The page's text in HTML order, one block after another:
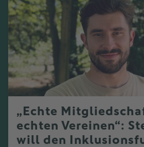
„Echte
echten Vereinen“:
will den